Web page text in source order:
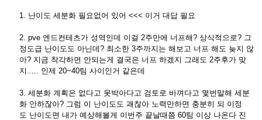
1. 난이도 세분화 필요없어 있어 <<< 이거 대답 필요
2. pve 엔드컨테츠가 성역인데 이걸 2주만에 너프해? 상식적으로? 그
정도급 난이도도 아닌데? 최소한 3주까지는 해보고 너프 해도 늦지 않
아? 지금 착각하면 안되는게 결국은 너프 하겠지 그래도 2주후가 맞
지..... 인제 20~40팀 사이인거 같은데
3. 세분화 계획은 없다고 못박아다고 검토로 바껴다고 몇번말해 세분
화 안하잖아? 그럼 이 난이도도 괘찮아 노력만하면 충분히 되 이정
도 난이도면 내가 예상해볼게 이번주 끝날때쯤 60팀 이상 나온다 진